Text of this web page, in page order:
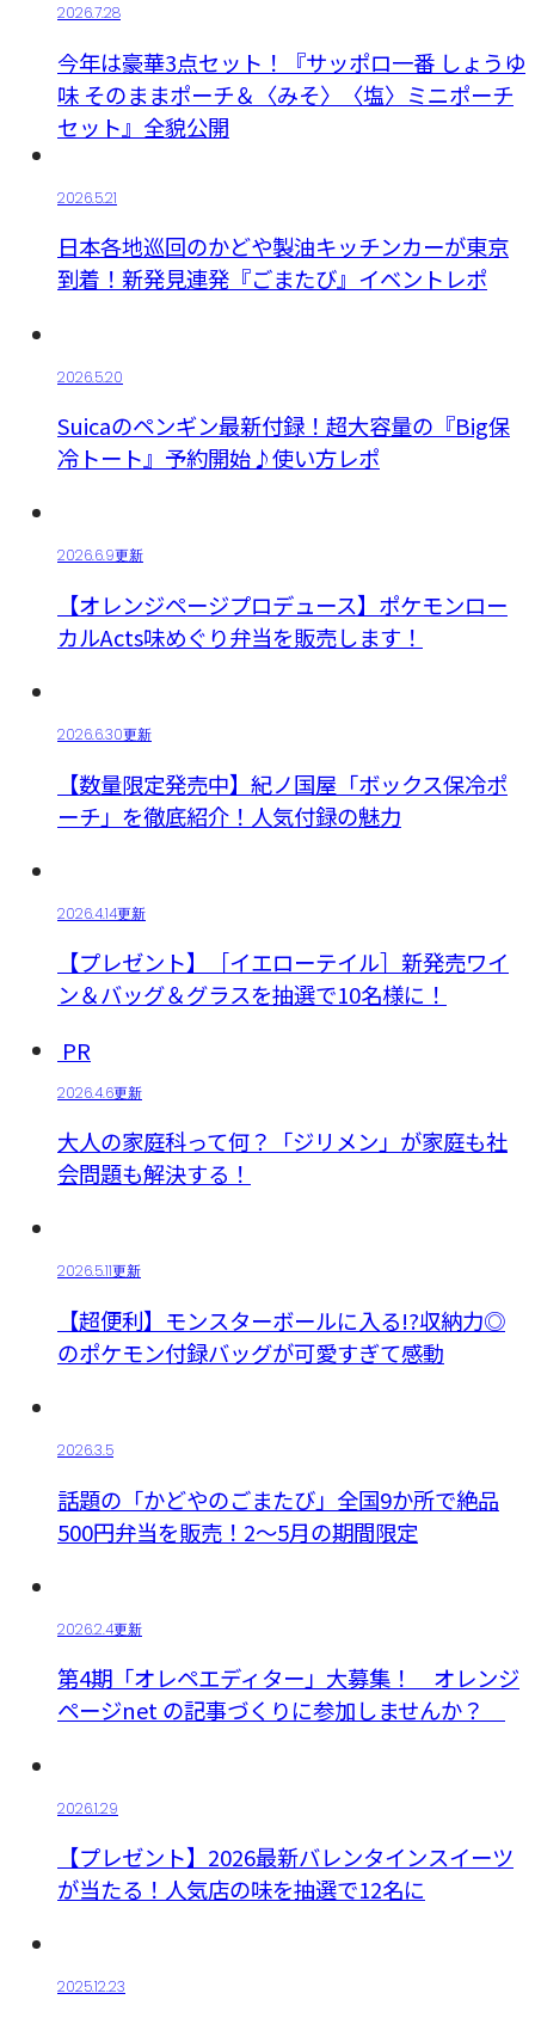
2026.7.28
今年は豪華3点セット！『サッポロ一番 しょうゆ
味 そのままポーチ＆〈みそ〉〈塩〉ミニポーチ
セット』全貌公開
2026.5.21
日本各地巡回のかどや製油キッチンカーが東京
到着！新発見連発『ごまたび』イベントレポ
2026.5.20
Suicaのペンギン最新付録！超大容量の『Big保
冷トート』予約開始♪使い方レポ
2026.6.9更新
【オレンジページプロデュース】ポケモンロー
カルActs味めぐり弁当を販売します！
2026.6.30更新
【数量限定発売中】紀ノ国屋「ボックス保冷ポ
ーチ」を徹底紹介！人気付録の魅力
2026.4.14更新
【プレゼント】［イエローテイル］新発売ワイ
ン＆バッグ＆グラスを抽選で10名様に！
PR
2026.4.6更新
大人の家庭科って何？「ジリメン」が家庭も社
会問題も解決する！
2026.5.11更新
【超便利】モンスターボールに入る!?収納力◎
のポケモン付録バッグが可愛すぎて感動
2026.3.5
話題の「かどやのごまたび」全国9か所で絶品
500円弁当を販売！2～5月の期間限定
2026.2.4更新
第4期「オレペエディター」大募集！ オレンジ
ページnet の記事づくりに参加しませんか？
2026.1.29
【プレゼント】2026最新バレンタインスイーツ
が当たる！人気店の味を抽選で12名に
2025.12.23